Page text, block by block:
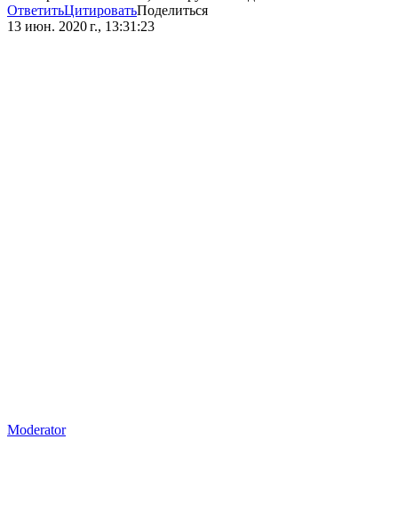
ОтветитьЦитироватьПоделиться
13 июн. 2020 г., 13:31:23
Moderator